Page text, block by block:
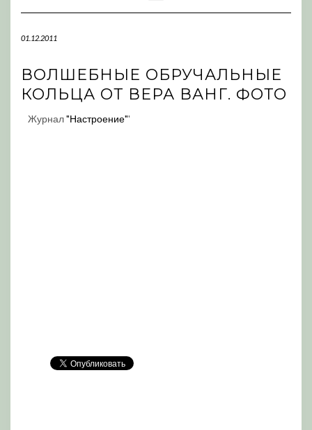
Navigation
01.12.2011
ВОЛШЕБНЫЕ ОБРУЧАЛЬНЫЕ
КОЛЬЦА ОТ ВЕРА ВАНГ. ФОТО
Журнал"Настроение"'